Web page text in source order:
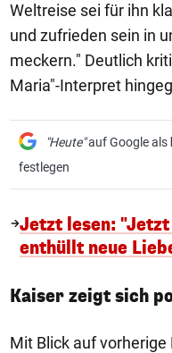
Weltreise sei für ihn
und zufrieden sein in
meckern." Deutlich
Maria"-Interpret
"Heute"auf Google als
festlegen
Jetzt lesen:
enthüllt neue
Kaiser zeigt sich
Mit Blick auf vorherige